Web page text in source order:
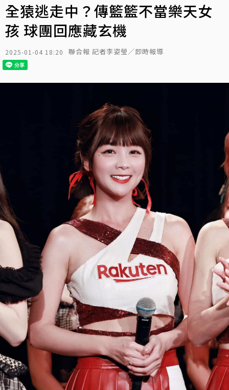
全猿逃走中？傳籃籃不當樂天女
孩 球團回應藏玄機
2025-01-04 18:20 聯合報 記者李姿瑩／即時報導